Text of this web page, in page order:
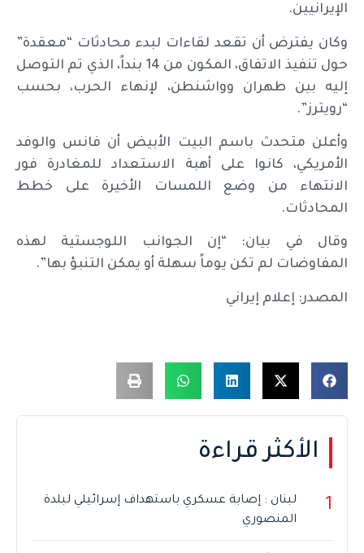
الإيرانيين.
وكان يفترض أن تقعد لقاءات لبدء محادثات “معقدة”
حول تنفيذ الاتفاق، المكون من 14 بنداً، الذي تم التوصل
إليه بين طهران وواشنطن، لإنهاء الحرب، بحسب
“رويترز”.
وأعلن متحدث باسم البيت الأبيض أن فانس والوفد
الأمريكي، كانوا على أهبة الاستعداد للمغادرة فور
الانتهاء من وضع اللمسات الأخيرة على خطط
المحادثات.
وقال في بيان: “إن الجوانب اللوجستية لهذه
المفاوضات لم تكن يوماً سهلة أو يمكن التنبؤ بها”.
المصدر: إعلام إيراني
الأكثر قراءة
1
لبنان : إصابة عسكري باستهداف إسرائيلي لبلدة
المنصوري